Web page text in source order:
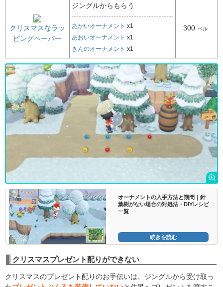
クリスマスなラッ
ピングペーパー
ジングルからもらう
あかいオーナメント x1
あおいオーナメント x1
きんのオーナメント x1
300 ベル
オーナメントの入手方法と期間｜針
葉樹がない場合の対処法・DIYレシピ
一覧
続きを読む
クリスマスプレゼント配りができない
クリスマスのプレゼント配りのお手伝いは、ジングルから受け取っ